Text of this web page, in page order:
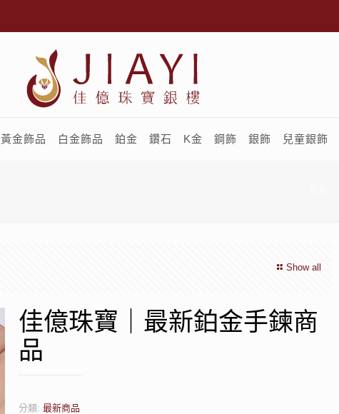
黃金飾品 白金飾品 鉑金 鑽石 K金 鋼飾 銀飾 兒童銀飾
Show all
佳億珠寶｜最新鉑金手鍊商
品
分類: 最新商品